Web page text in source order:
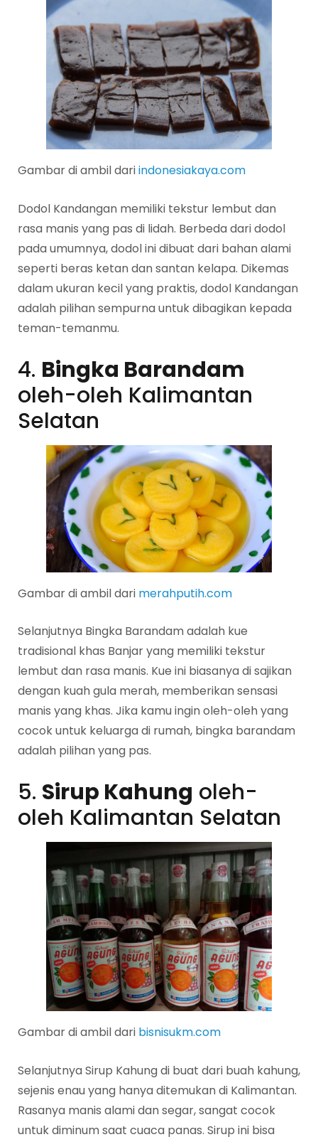
Gambar di ambil dariindonesiakaya.com
Dodol Kandangan memiliki tekstur lembut dan
rasa manis yang pas di lidah. Berbeda dari dodol
pada umumnya, dodol ini dibuat dari bahan alami
seperti beras ketan dan santan kelapa. Dikemas
dalam ukuran kecil yang praktis, dodol Kandangan
adalah pilihan sempurna untuk dibagikan kepada
teman-temanmu.
4. Bingka Barandam
oleh-oleh Kalimantan
Selatan
Gambar di ambil dari merahputih.com
Selanjutnya Bingka Barandam adalah kue
tradisional khas Banjar yang memiliki tekstur
lembut dan rasa manis. Kue ini biasanya di sajikan
dengan kuah gula merah, memberikan sensasi
manis yang khas. Jika kamu ingin oleh-oleh yang
cocok untuk keluarga di rumah, bingka barandam
adalah pilihan yang pas.
5. Sirup Kahung oleh-
oleh Kalimantan Selatan
Gambar di ambil dari bisnisukm.com
Selanjutnya Sirup Kahung di buat dari buah kahung,
sejenis enau yang hanya ditemukan di Kalimantan.
Rasanya manis alami dan segar, sangat cocok
untuk diminum saat cuaca panas. Sirup ini bisa